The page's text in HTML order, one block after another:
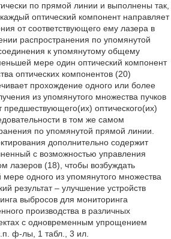
по прямой линии и выполнены так,
оптический компонент направляет
от соответствующего ему лазера в
распространения по упомянутой
к упомянутому общему
мере один оптический компонент
оптических компонентов (20)
прохождение одного или более
из упомянутого множества пучков
предшествующего(их) оптического(их)
в том же самом
по упомянутой прямой линии.
дополнительно содержит
с возможностью управления
лазеров (18), чтобы возбуждать
одного из упомянутого множества
результат – улучшение устройств
выбросов для мониторинга
производства в различных
с одновременным упрощением
ф-лы, 1 табл., 3 ил.